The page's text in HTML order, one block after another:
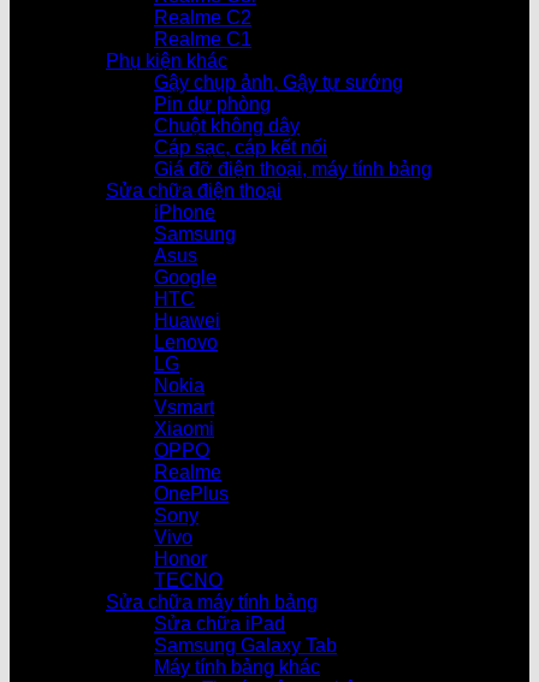
Realme C2
Realme C1
Phụ kiện khác
Gậy chụp ảnh, Gậy tự sướng
Pin dự phòng
Chuột không dây
Cáp sạc, cáp kết nối
Giá đỡ điện thoại, máy tính bảng
Sửa chữa điện thoại
iPhone
Samsung
Asus
Google
HTC
Huawei
Lenovo
LG
Nokia
Vsmart
Xiaomi
OPPO
Realme
OnePlus
Sony
Vivo
Honor
TECNO
Sửa chữa máy tính bảng
Sửa chữa iPad
Samsung Galaxy Tab
Máy tính bảng khác